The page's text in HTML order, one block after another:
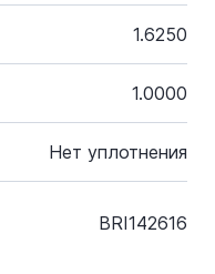
1.6250
1.0000
Нет уплотнения
BRI142616